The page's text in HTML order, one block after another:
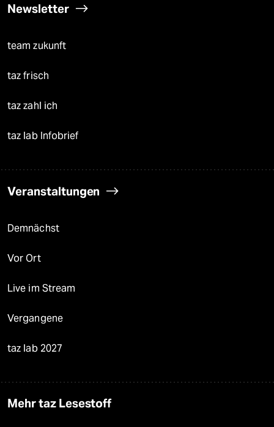
Newsletter
team zukunft
taz frisch
taz zahl ich
taz lab Infobrief
Veranstaltungen
Demnächst
Vor Ort
Live im Stream
Vergangene
taz lab 2027
Mehr taz Lesestoff